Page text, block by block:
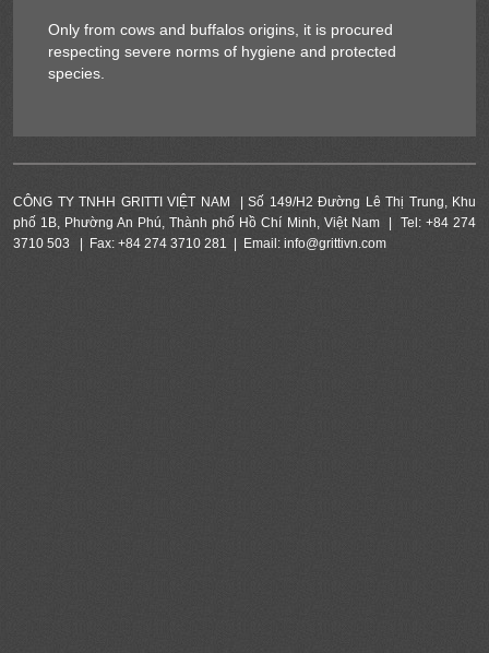
OEKO-TEX
RCS
ICS
Năng lượng mặt trời
Only from cows and buffalos origins, it is procured
respecting severe norms of hygiene and protected
species.
CÔNG TY TNHH GRITTI VIỆT NAM | Số 149/H2 Đường Lê Thị Trung, Khu
phố 1B, Phường An Phú, Thành phố Hồ Chí Minh, Việt Nam | Tel: +84 274
3710 503 | Fax: +84 274 3710 281 | Email: info@grittivn.com